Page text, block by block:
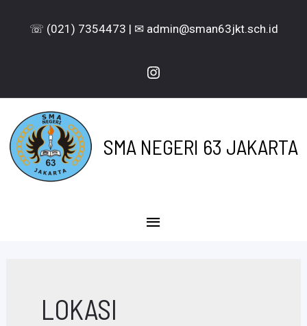
☏ (021) 7354473 | ✉ admin@sman63jkt.sch.id
Instagram
SMA NEGERI 63 JAKARTA
Menu
LOKASI